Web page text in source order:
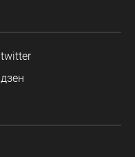
twitter
дзен